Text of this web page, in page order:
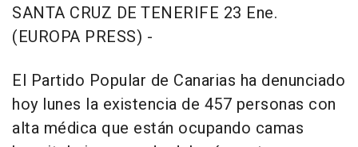
SANTA CRUZ DE TENERIFE 23 Ene.
(EUROPA PRESS) -
El Partido Popular de Canarias ha denunciado
hoy lunes la existencia de 457 personas con
alta médica que están ocupando camas